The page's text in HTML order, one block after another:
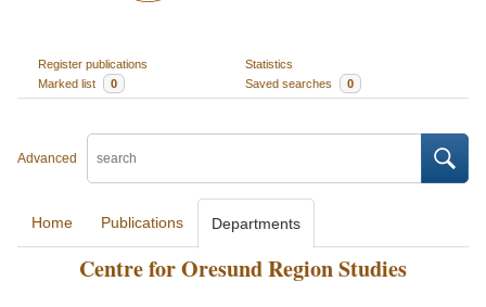
Register publications
Statistics
Marked list
0 Saved searches 0
Advanced
Home Publications Departments
Centre for Oresund Region Studies